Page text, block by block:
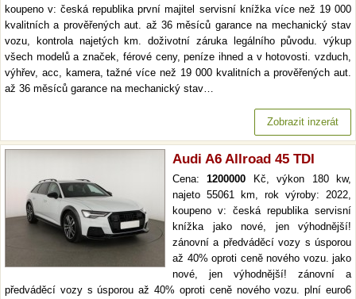
koupeno v: česká republika první majitel servisní knížka více než 19 000
kvalitních a prověřených aut. až 36 měsíců garance na mechanický stav
vozu, kontrola najetých km. doživotní záruka legálního původu. výkup
všech modelů a značek, férové ceny, peníze ihned a v hotovosti. vzduch,
výhřev, acc, kamera, tažné více než 19 000 kvalitních a prověřených aut.
až 36 měsíců garance na mechanický stav…
Zobrazit inzerát
Audi A6 Allroad 45 TDI
Cena:1200000 Kč, výkon 180 kw,
najeto 55061 km, rok výroby: 2022,
koupeno v: česká republika servisní
knížka jako nové, jen výhodnější!
zánovní a předváděcí vozy s úsporou
až 40% oproti ceně nového vozu. jako
nové, jen výhodnější! zánovní a
předváděcí vozy s úsporou až 40% oproti ceně nového vozu. plní euro6